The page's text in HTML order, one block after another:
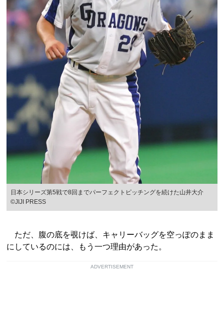
日本シリーズ第5戦で8回までパーフェクトピッチングを続けた山井大介
©︎JIJI PRESS
ただ、腹の底を覗けば、キャリーバッグを空っぽのまま
にしているのには、もう一つ理由があった。
ADVERTISEMENT